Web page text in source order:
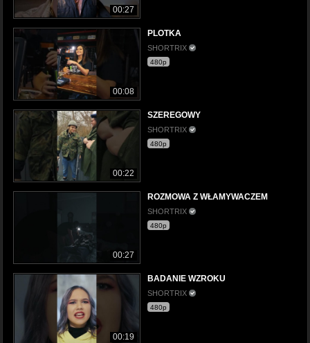
00:27
00:08
PLOTKA
SHORTRIX
480p
00:22
SZEREGOWY
SHORTRIX
480p
00:27
ROZMOWA Z WŁAMYWACZEM
SHORTRIX
480p
00:19
BADANIE WZROKU
SHORTRIX
480p